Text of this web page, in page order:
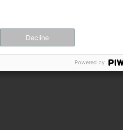
Decline
Powered by